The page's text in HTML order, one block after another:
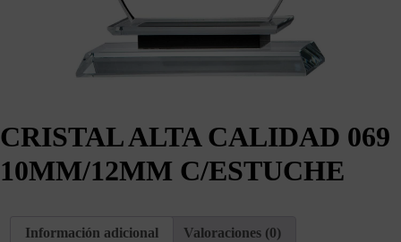
CRISTAL ALTA CALIDAD 069
10MM/12MM C/ESTUCHE
Información adicional Valoraciones (0)